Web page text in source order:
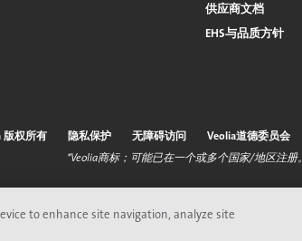
供应商文档
EHS与品质方针
版权所有 隐私保护 无障碍访问 Veolia道德委员会
*Veolia商标；可能已在一个或多个国家/地区注册。
to enhance site navigation, analyze site